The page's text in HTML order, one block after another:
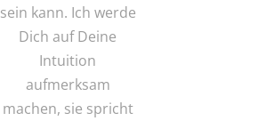
sein kann. Ich werde
Dich auf Deine
Intuition
aufmerksam
machen, sie spricht